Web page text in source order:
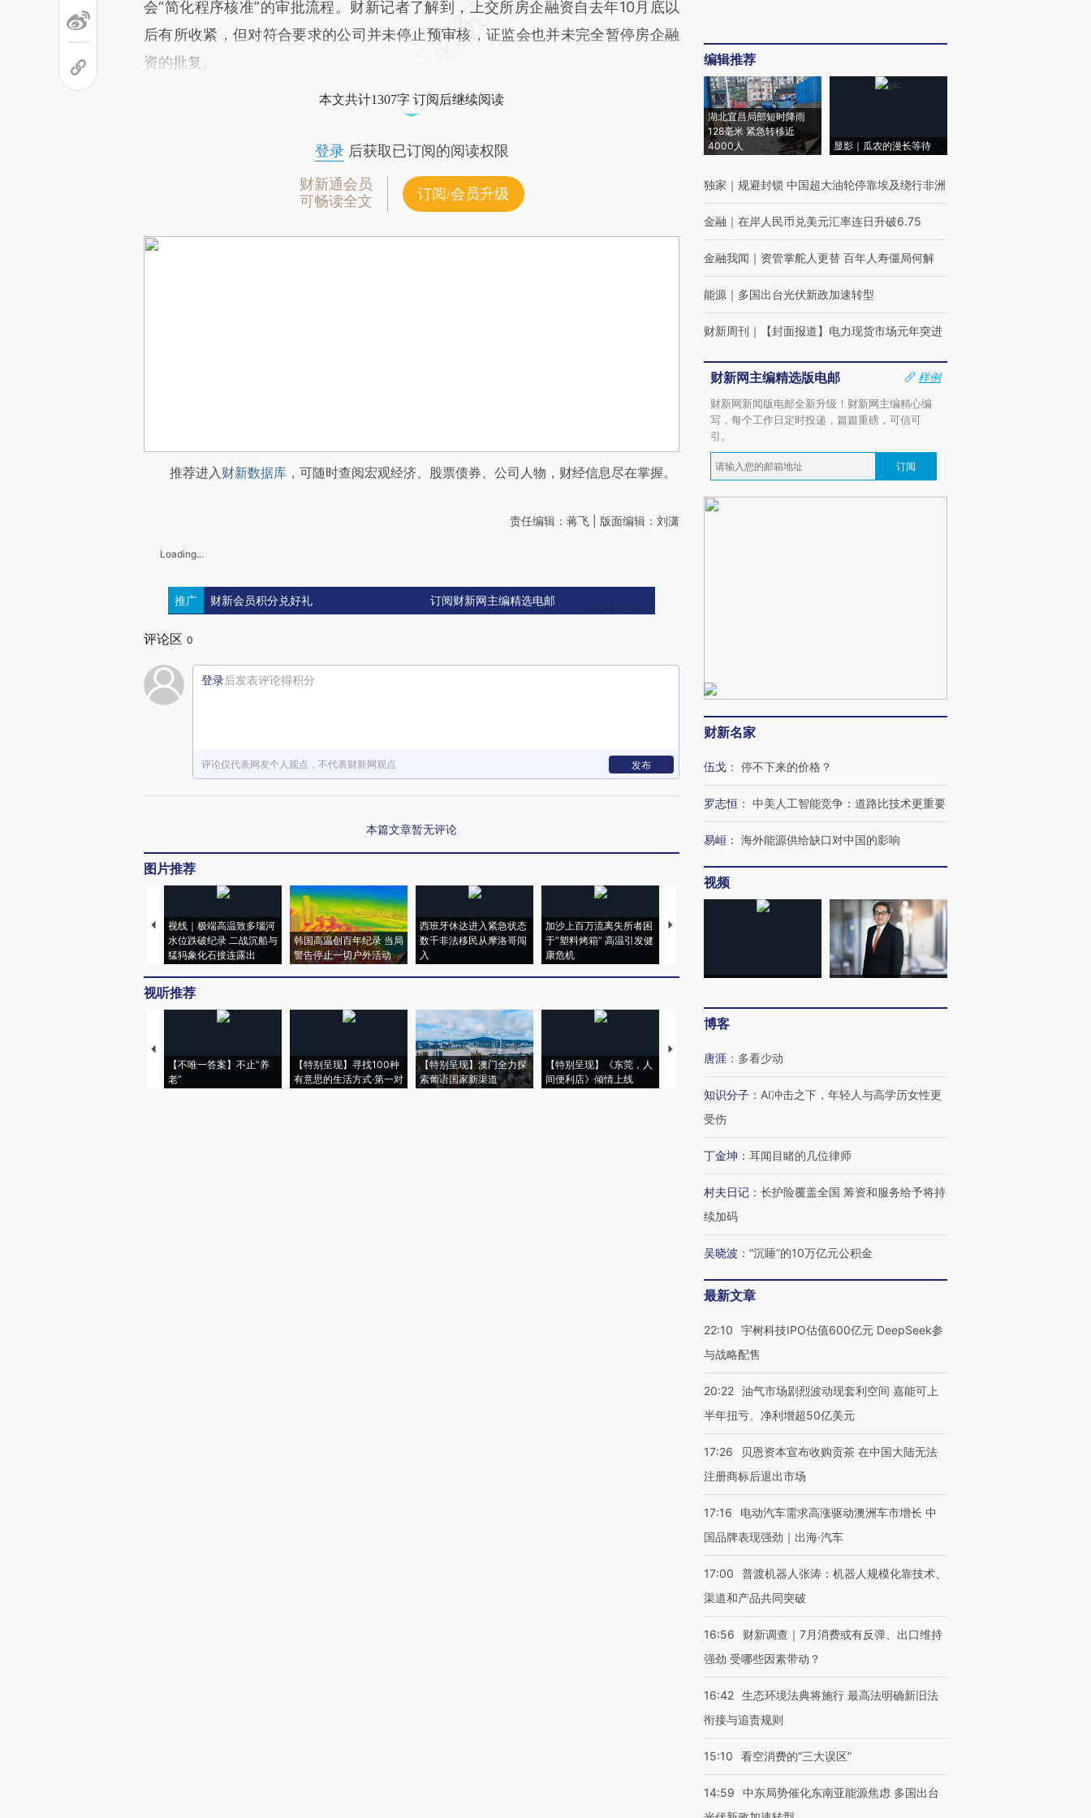
会“简化程序核准”的审批流程。财新记者了解到，上交所房企融资自去年10月底以
后有所收紧，但对符合要求的公司并未停止预审核，证监会也并未完全暂停房企融
资的批复。
本文共计1307字 订阅后继续阅读
登录后获取已订阅的阅读权限
财新通会员
可畅读全文
订阅/会员升级
推荐进入财新数据库 ，可随时查阅宏观经济、股票债券、公司人物，财经信息尽在掌握。
责任编辑：蒋飞 | 版面编辑：刘潇
Loading...
推广 财新会员积分兑好礼 订阅财新网主编精选电邮
评论区 0
登录后发表评论得积分
评论仅代表网友个人观点，不代表财新网观点 发布
本篇文章暂无评论
图片推荐
视线｜极端高温致多瑙河
水位跌破纪录 二战沉船与
猛犸象化石接连露出
韩国高温创百年纪录 当局
警告停止一切户外活动
西班牙休达进入紧急状态
数千非法移民从摩洛哥闯
入
加沙上百万流离失所者困
于“塑料烤箱” 高温引发健
康危机
视线｜HYROX的吸金
马航飞行员跨国走私7万
粒摇头丸 尿检体内含3种
视线｜被称为“蟑螂”的印
度Z世代 用街头抗争将教
育部长拱下台
视听推荐
【不唯一答案】不止“养
老”
【特别呈现】寻找100种
有意思的生活方式·第一对
【特别呈现】澳门全力探
索葡语国家新渠道
【特别呈现】《东莞，人
间便利店》倾情上线
【推广】走进第四届链博
会，让数智科技“链”接产
有意思的生活方式·第三对
住三大增长引擎是什么？
编辑推荐
湖北宜昌局部短时降雨
128毫米 紧急转移近
4000人
显影｜瓜农的漫长等待
独家 ｜ 规避封锁 中国超大油轮停靠埃及绕行非洲
金融 ｜ 在岸人民币兑美元汇率连日升破6.75
金融我闻 ｜ 资管掌舵人更替 百年人寿僵局何解
能源 ｜ 多国出台光伏新政加速转型
财新周刊 ｜ 【封面报道】电力现货市场元年突进
财新网主编精选版电邮
样例
财新网新闻版电邮全新升级！财新网主编精心编
写，每个工作日定时投递，篇篇重磅，可信可
引。
订阅
财新名家
伍戈 ： 停不下来的价格？
罗志恒 ： 中美人工智能竞争：道路比技术更重要
易峘 ： 海外能源供给缺口对中国的影响
视频
博客
唐涯 ： 多看少动
知识分子 ： AI冲击之下，年轻人与高学历女性更
受伤
丁金坤 ： 耳闻目睹的几位律师
村夫日记 ： 长护险覆盖全国 筹资和服务给予将持
续加码
吴晓波 ： “沉睡”的10万亿元公积金
最新文章
22:10
宇树科技IPO估值600亿元 DeepSeek参
与战略配售
20:22 油气市场剧烈波动现套利空间 嘉能可上
半年扭亏、净利增超50亿美元
17:26
贝恩资本宣布收购贡茶 在中国大陆无法
注册商标后退出市场
17:16
电动汽车需求高涨驱动澳洲车市增长 中
国品牌表现强劲｜出海·汽车
17:00
普渡机器人张涛：机器人规模化靠技术、
渠道和产品共同突破
16:56
财新调查｜7月消费或有反弹、出口维持
强劲 受哪些因素带动？
16:42 生态环境法典将施行 最高法明确新旧法
衔接与追责规则
15:10 看空消费的“三大误区”
14:59
中东局势催化东南亚能源焦虑 多国出台